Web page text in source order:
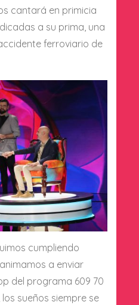
cantará en primicia
a su prima, una
ferroviario de
cumpliendo
a enviar
del programa 609 70
los sueños siempre se